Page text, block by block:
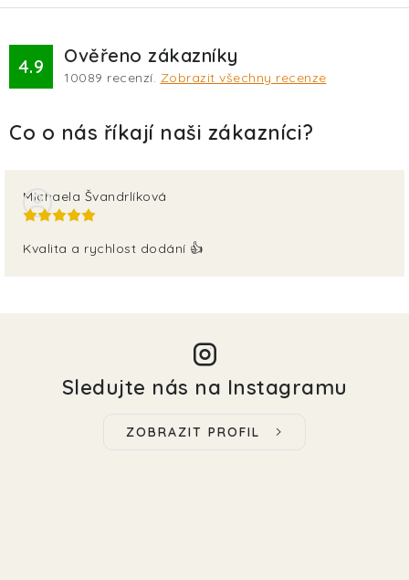
4.9 Ověřeno zákazníky
10089 recenzí. Zobrazit všechny recenze
Michaela Švandrlíková
Kvalita a rychlost dodání 👍
Sledujte nás na Instagramu
ZOBRAZIT PROFIL